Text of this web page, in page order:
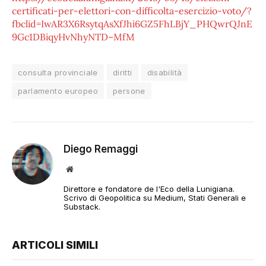
certificati-per-elettori-con-difficolta-esercizio-voto/?
fbclid=IwAR3X6RsytqAsXfJhi6GZ5FhLBjY_PHQwrQJnE
9Gc1DBiqyHvNhyNTD–MfM
consulta provinciale diritti
disabilità
parlamento europeo
persone
Diego Remaggi
Sito
Direttore e fondatore de l'Eco della Lunigiana.
Scrivo di Geopolitica su Medium, Stati Generali e
Substack.
ARTICOLI SIMILI